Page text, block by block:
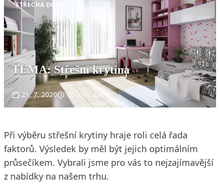
STŘECHA DOMU
TÉMA: Střešní krytina
21. 7. 2020 10 min. čtení
Při výběru střešní krytiny hraje roli celá řada
faktorů. Výsledek by měl být jejich optimálním
průsečíkem. Vybrali jsme pro vás to nejzajímavější
z nabídky na našem trhu.